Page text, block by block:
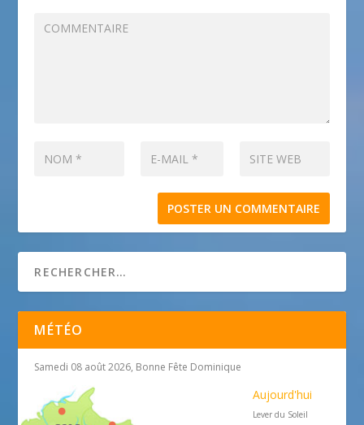
MÉTÉO
Samedi 08 août 2026, Bonne Fête Dominique
Aujourd'hui
Lever du Soleil